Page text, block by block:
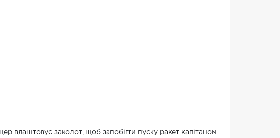
влаштовує заколот, щоб запобігти пуску ракет капітаном